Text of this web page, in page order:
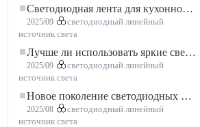
Светодиодная лента для кухонного шкафа: сенсорная светодиодная лента COB, которая меняет представление о домашнем и коммерческом освещении
2025/09
светодиодный линейный
источник света
Лучше ли использовать яркие светодиодные лампы?
2025/09
светодиодный линейный
источник света
Новое поколение светодиодных лент: свободная резка для неограниченных возможностей
2025/08
светодиодный линейный
источник света